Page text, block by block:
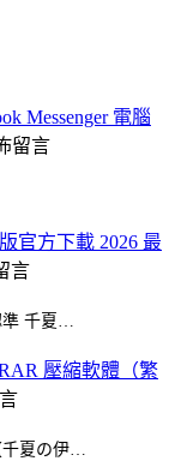
Messenger 電腦
留言
官方下載 2026 最
言
千夏…
壓縮軟體（繁
千夏の伊…